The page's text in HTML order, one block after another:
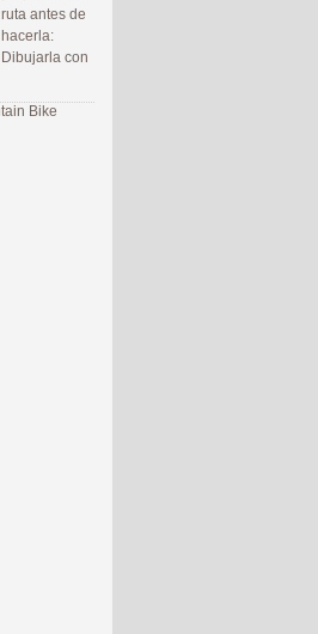
ruta antes de
hacerla:
Dibujarla con